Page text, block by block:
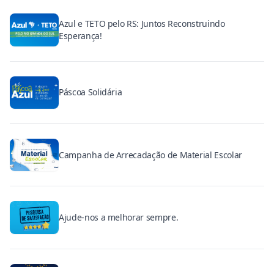
Azul e TETO pelo RS: Juntos Reconstruindo
Esperança!
Páscoa Solidária
Campanha de Arrecadação de Material Escolar
Ajude-nos a melhorar sempre.